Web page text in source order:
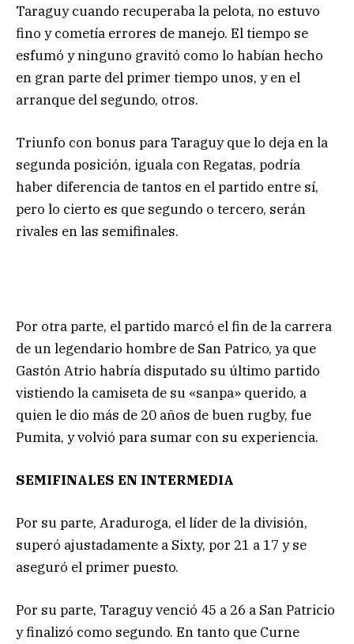
Taraguy cuando recuperaba la pelota, no estuvo
fino y cometía errores de manejo. El tiempo se
esfumó y ninguno gravitó como lo habían hecho
en gran parte del primer tiempo unos, y en el
arranque del segundo, otros.
Triunfo con bonus para Taraguy que lo deja en la
segunda posición, iguala con Regatas, podría
haber diferencia de tantos en el partido entre sí,
pero lo cierto es que segundo o tercero, serán
rivales en las semifinales.
Por otra parte, el partido marcó el fin de la carrera
de un legendario hombre de San Patrico, ya que
Gastón Atrio habría disputado su último partido
vistiendo la camiseta de su «sanpa» querido, a
quien le dio más de 20 años de buen rugby, fue
Pumita, y volvió para sumar con su experiencia.
SEMIFINALES EN INTERMEDIA
Por su parte, Araduroga, el líder de la división,
superó ajustadamente a Sixty, por 21 a 17 y se
aseguró el primer puesto.
Por su parte, Taraguy venció 45 a 26 a San Patricio
y finalizó como segundo. En tanto que Curne